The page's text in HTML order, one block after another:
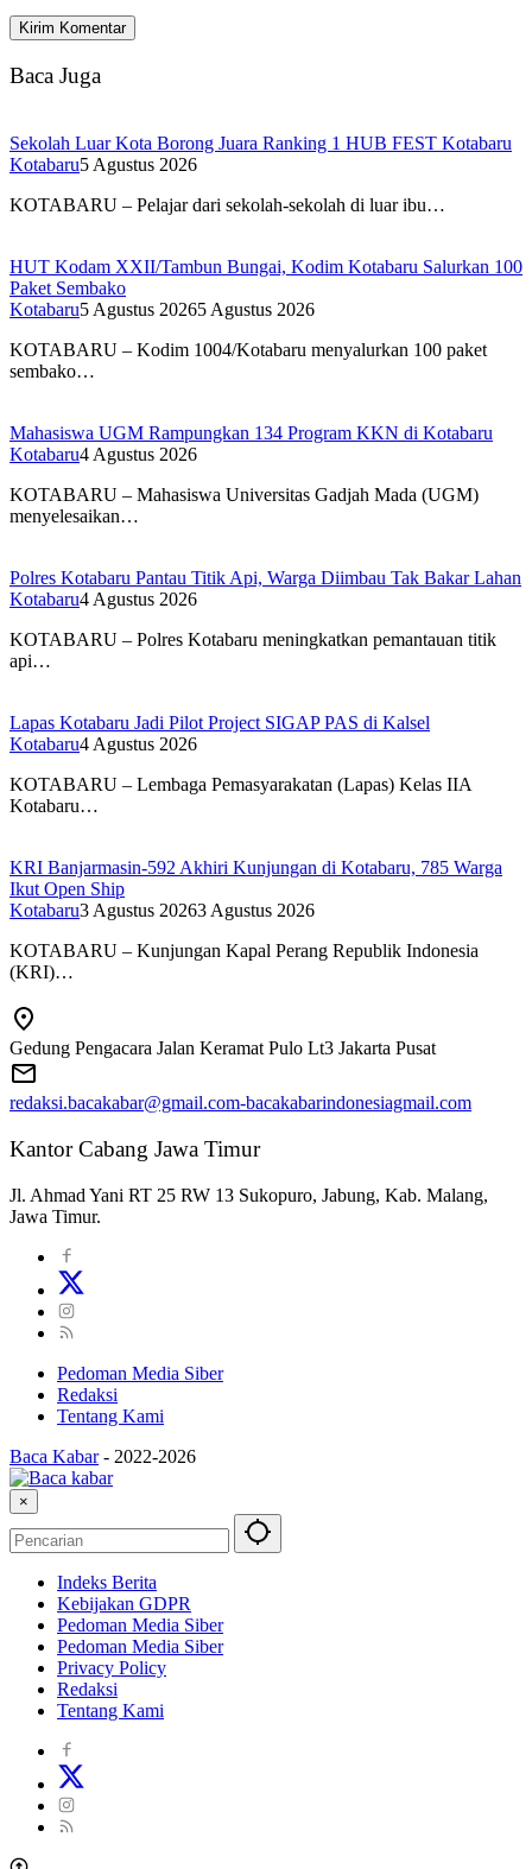
Baca Juga
Sekolah Luar Kota Borong Juara Ranking 1 HUB FEST Kotabaru
Kotabaru5 Agustus 2026
KOTABARU – Pelajar dari sekolah-sekolah di luar ibu…
HUT Kodam XXII/Tambun Bungai, Kodim Kotabaru Salurkan 100
Paket Sembako
Kotabaru5 Agustus 20265 Agustus 2026
KOTABARU – Kodim 1004/Kotabaru menyalurkan 100 paket
sembako…
Mahasiswa UGM Rampungkan 134 Program KKN di Kotabaru
Kotabaru4 Agustus 2026
KOTABARU – Mahasiswa Universitas Gadjah Mada (UGM)
menyelesaikan…
Polres Kotabaru Pantau Titik Api, Warga Diimbau Tak Bakar Lahan
Kotabaru4 Agustus 2026
KOTABARU – Polres Kotabaru meningkatkan pemantauan titik
api…
Lapas Kotabaru Jadi Pilot Project SIGAP PAS di Kalsel
Kotabaru4 Agustus 2026
KOTABARU – Lembaga Pemasyarakatan (Lapas) Kelas IIA
Kotabaru…
KRI Banjarmasin-592 Akhiri Kunjungan di Kotabaru, 785 Warga
Ikut Open Ship
Kotabaru3 Agustus 20263 Agustus 2026
KOTABARU – Kunjungan Kapal Perang Republik Indonesia
(KRI)…
Gedung Pengacara Jalan Keramat Pulo Lt3 Jakarta Pusat
redaksi.bacakabar@gmail.com-bacakabarindonesiagmail.com
Kantor Cabang Jawa Timur
Jl. Ahmad Yani RT 25 RW 13 Sukopuro, Jabung, Kab. Malang,
Jawa Timur.
Pedoman Media Siber
Redaksi
Tentang Kami
Baca Kabar - 2022-2026
×
Indeks Berita
Kebijakan GDPR
Pedoman Media Siber
Pedoman Media Siber
Privacy Policy
Redaksi
Tentang Kami